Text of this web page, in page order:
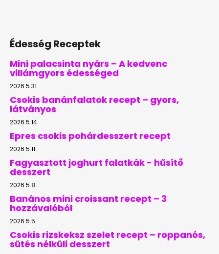
Édesség Receptek
Mini palacsinta nyárs – A kedvenc
villámgyors édességed
2026.5.31
Csokis banánfalatok recept – gyors,
látványos
2026.5.14
Epres csokis pohárdesszert recept
2026.5.11
Fagyasztott joghurt falatkák - hűsítő
desszert
2026.5.8
Banános mini croissant recept – 3
hozzávalóból
2026.5.5
Csokis rizskeksz szelet recept – roppanós,
sütés nélküli desszert